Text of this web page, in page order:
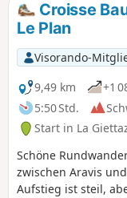
Croisse
Le Plan
Visorando-
9,49 km
+1
5:50 Std.
Start in La
Schöne
zwischen Aravis
Aufstieg ist steil,